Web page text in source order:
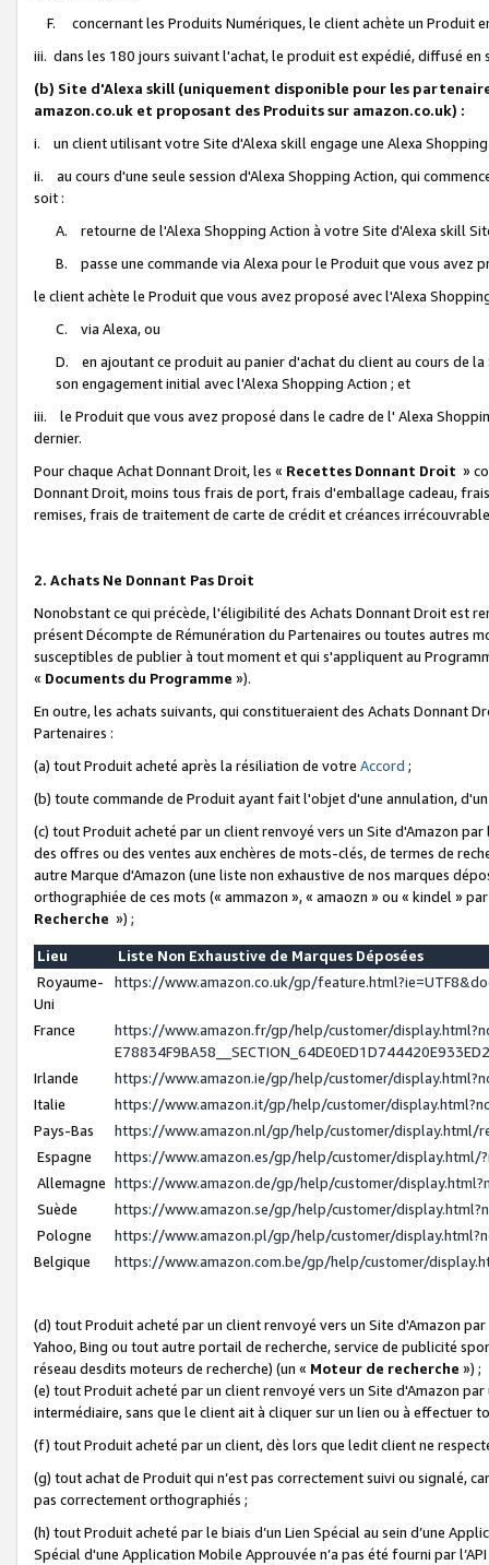
F. concernant les Produits Numériques, le client achète un Produit
iii. dans les 180 jours suivant l'achat, le produit est expédié, diffusé
(b) Site d'Alexa skill (uniquement disponible pour les
amazon.co.uk et proposant des Produits sur amazon.co.uk) :
i. un client utilisant votre Site d'Alexa skill engage une Alexa
ii. au cours d'une seule session d'Alexa Shopping Action, qui
soit :
A. retourne de l'Alexa Shopping Action à votre Site d'Alexa skill
B. passe une commande via Alexa pour le Produit que vous avez
le client achète le Produit que vous avez proposé avec l'Alexa
C. via Alexa, ou
D. en ajoutant ce produit au panier d'achat du client au cours de
son engagement initial avec l'Alexa Shopping Action ; et
iii. le Produit que vous avez proposé dans le cadre de l' Alexa
dernier.
Pour chaque Achat Donnant Droit, les « Recettes Donnant Droit »
Donnant Droit, moins tous frais de port, frais d'emballage cadeau,
remises, frais de traitement de carte de crédit et créances
2. Achats Ne Donnant Pas Droit
Nonobstant ce qui précède, l'éligibilité des Achats Donnant Droit est
présent Décompte de Rémunération du Partenaires ou toutes autres
susceptibles de publier à tout moment et qui s'appliquent au
« Documents du Programme »).
En outre, les achats suivants, qui constitueraient des Achats Donnant
Partenaires :
(a) tout Produit acheté après la résiliation de votre Accord ;
(b) toute commande de Produit ayant fait l'objet d'une annulation,
(c) tout Produit acheté par un client renvoyé vers un Site d'Amazon
des offres ou des ventes aux enchères de mots-clés, de termes de
autre Marque d'Amazon (une liste non exhaustive de nos marques
orthographiée de ces mots (« ammazon », « amaozn » ou « kindel »
Recherche ») ;
Lieu
Liste Non Exhaustive de Marques Déposées
Royaume-
Uni
https://www.amazon.co.uk/gp/
France
https://www.amazon.fr/gp/help/customer/
Irlande
https://www.amazon.ie/gp/help/customer/
Italie
https://www.amazon.it/gp/help/customer/
Pays-Bas
https://www.amazon.nl/gp/help/customer/display.html/
Espagne
https://www.amazon.es/gp/help/customer/display.html/
Allemagne https://www.amazon.de/gp/help/customer/
Suède
https://www.amazon.se/gp/help/customer/
Pologne
https://www.amazon.pl/gp/help/customer/
Belgique
https://www.amazon.com.be/gp/help/customer/
(d) tout Produit acheté par un client renvoyé vers un Site d'Amazon
Yahoo, Bing ou tout autre portail de recherche, service de publicité
réseau desdits moteurs de recherche) (un « Moteur de recherche ») ;
(e) tout Produit acheté par un client renvoyé vers un Site d'Amazon
intermédiaire, sans que le client ait à cliquer sur un lien ou à
(f) tout Produit acheté par un client, dès lors que ledit client ne
(g) tout achat de Produit qui n’est pas correctement suivi ou signalé,
pas correctement orthographiés ;
(h) tout Produit acheté par le biais d’un Lien Spécial au sein d’une
Spécial d'une Application Mobile Approuvée n’a pas été fourni par